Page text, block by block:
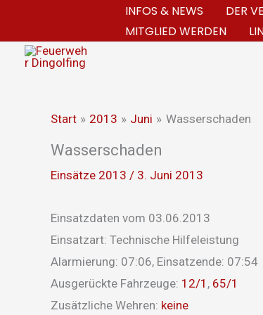
springen
INFOS & NEWS DER
MITGLIED WERDEN
Start 2013 Juni Wasserschaden
Wasserschaden
Einsätze 2013 / 3. Juni 2013
Einsatzdaten vom 03.06.2013
Einsatzart: Technische Hilfeleistung
Alarmierung: 07:06, Einsatzende: 07:54
Ausgerückte Fahrzeuge: 12/1 , 65/1
Zusätzliche Wehren: keine